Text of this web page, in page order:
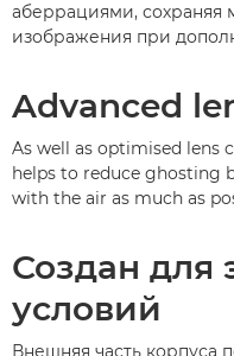
аберрациями, сохраняя
изображения при
Advanced
As well as optimised lens
helps to reduce ghosting
with the air as much as
Создан для
условий
Внешняя часть корпуса